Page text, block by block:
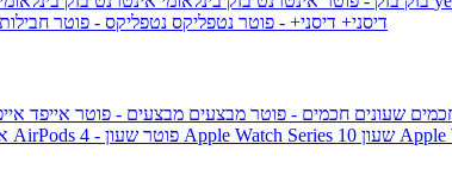
דיסני+ דיסני+ - פוטר נטפליקס נטפליקס - פוטר
שעונים חכמים - פוטר מבצעים מבצעים - פוטר אייפד
אפל איירפודס AirPods 4 - פוטר שעון Apple Watch Series 10